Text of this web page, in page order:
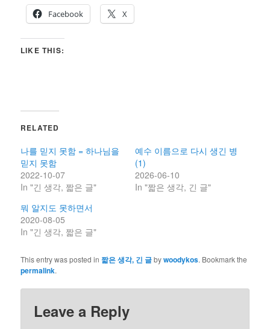
Facebook
X
LIKE THIS:
RELATED
나를 믿지 못함 = 하나님을
믿지 못함
2022-10-07
In "긴 생각, 짧은 글"
예수 이름으로 다시 생긴 병
(1)
2026-06-10
In "짧은 생각, 긴 글"
뭐 알지도 못하면서
2020-08-05
In "긴 생각, 짧은 글"
This entry was posted in짧은 생각, 긴 글bywoodykos. Bookmark the
permalink.
Leave a Reply